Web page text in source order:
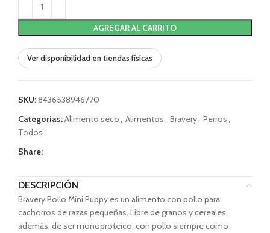
AGREGAR AL CARRITO
Ver disponibilidad en tiendas físicas
SKU:8436538946770
Categorías:Alimento seco, Alimentos, Bravery, Perros,
Todos
Share:
DESCRIPCIÓN
Bravery Pollo Mini Puppy es un alimento con pollo para
cachorros de razas pequeñas. Libre de granos y cereales,
además, de ser monoproteíco, con pollo siempre como